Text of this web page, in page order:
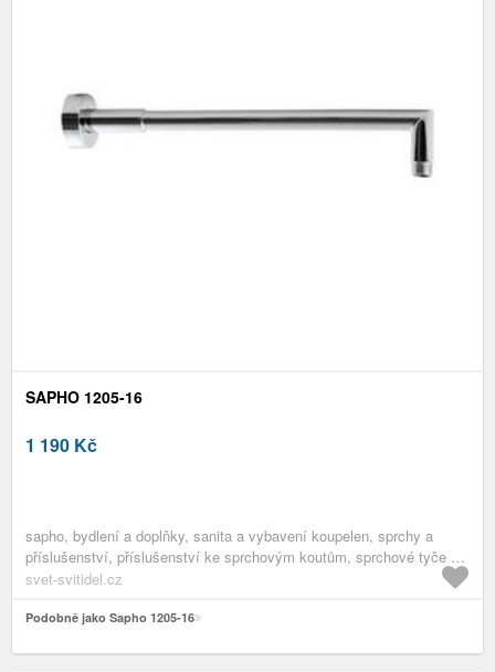
SAPHO 1205-16
1 190 Kč
sapho, bydlení a doplňky, sanita a vybavení koupelen, sprchy a
příslušenství, příslušenství ke sprchovým koutům, sprchové tyče a
ramena
svet-svitidel.cz
Podobně jako Sapho 1205-16